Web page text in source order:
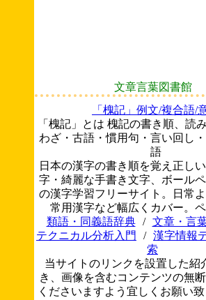
文章言葉図書館
「槐記」例文/複合語/
「槐記」とは 槐記の書き順、読
わざ・古語・慣用句・言い回し
語
日本の漢字の書き順を覚え正し
字・綺麗な手書き文字、ボール
の漢字学習フリーサイト。日常
常用漢字など幅広くカバー。
類語・同義語辞典
/ 文章・言
テクニカル分析入門
/ 漢字情報
索
当サイトのリンクを設置した紹
き、画像を含むコンテンツの無
くださいますよう宜しくお願い致